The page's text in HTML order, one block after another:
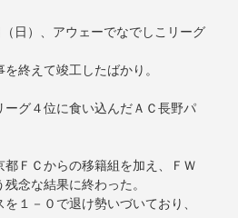
日）、アウェーでなでしこリーグ
終えて竣工したばかり。
グ４位に食い込んだＡＣ長野パ
ＦＣからの移籍組を加え、ＦＷ
念な結果に終わった。
１－０で退け勢いづいており、